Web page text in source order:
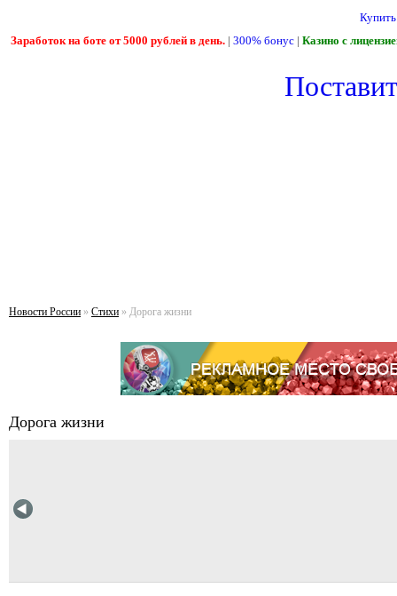
Заработок на боте от 5000 рублей в день. | 300% бонус | Казино с
Новости России » Стихи » Дорога жизни
Дорога жизни